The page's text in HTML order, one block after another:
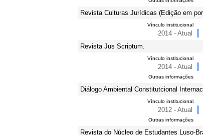
Revista Culturas Jurídicas (Edição em
Vínculo institucional
2014 - Atual
Revista Jus Scriptum.
Vínculo institucional
2014 - Atual
Outras informações
Diálogo Ambiental Constitutcional
Vínculo institucional
2012 - Atual
Outras informações
Revista do Núcleo de Estudantes Luso-